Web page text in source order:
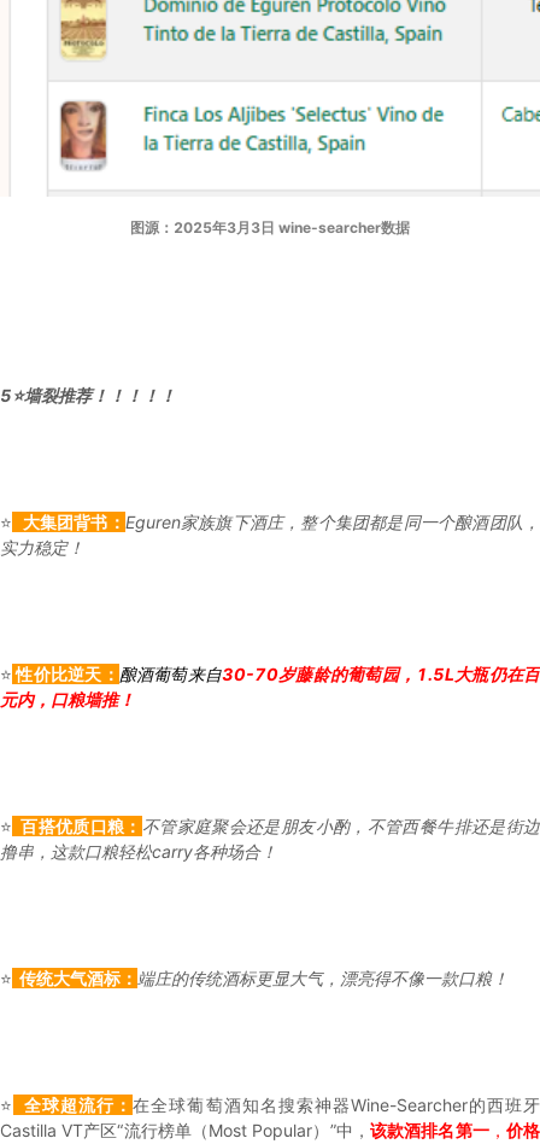
图源：2025年3月3日 wine-searcher数据
5⭐墙裂推荐！！！！！
⭐ 大集团背书： Eguren家族旗下酒庄，整个集团都是同一个酿酒团队，
实力稳定！
⭐性价比逆天： 酿酒葡萄来自30-70岁藤龄的葡萄园，1.5L大瓶仍在百
元内，口粮墙推！
⭐ 百搭优质口粮： 不管家庭聚会还是朋友小酌，不管西餐牛排还是街边
撸串，这款口粮轻松carry各种场合！
⭐ 传统大气酒标： 端庄的传统酒标更显大气，漂亮得不像一款口粮！
⭐ 全球超流行：在全球葡萄酒知名搜索神器Wine-Searcher的西班牙
Castilla VT产区“流行榜单（Most Popular）”中， 该款酒排名第一， 价格